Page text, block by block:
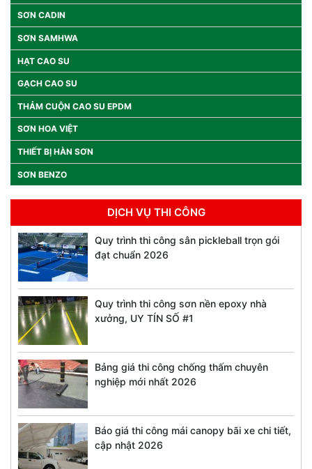
SƠN CADIN
SƠN SAMHWA
HẠT CAO SU
GẠCH CAO SU
THẢM CUỘN CAO SU EPDM
SƠN HOA VIỆT
THIẾT BỊ HÀN SƠN
SƠN BENZO
DỊCH VỤ THI CÔNG
Quy trình thi công sân pickleball trọn gói
đạt chuẩn 2026
Quy trình thi công sơn nền epoxy nhà
xưởng, UY TÍN SỐ #1
Bảng giá thi công chống thấm chuyên
nghiệp mới nhất 2026
Báo giá thi công mái canopy bãi xe chi tiết,
cập nhật 2026